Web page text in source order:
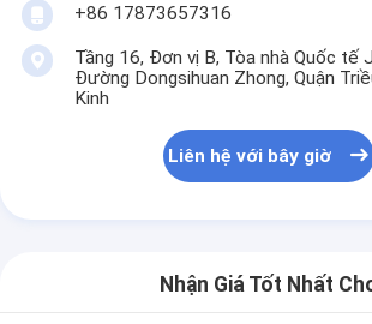
+86 17873657316
Tầng 16, Đơn vị B, Tòa nhà Quốc tế
Đường Dongsihuan Zhong, Quận
Kinh
Liên hệ với bây giờ
Nhận Giá Tốt Nhất